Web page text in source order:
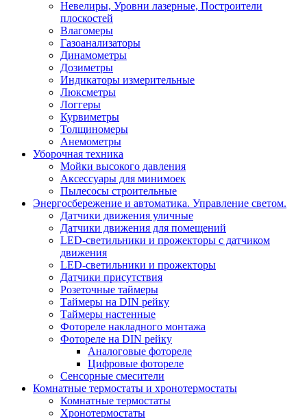
Невелиры, Уровни лазерные, Построители
плоскостей
Влагомеры
Газоанализаторы
Динамометры
Дозиметры
Индикаторы измерительные
Люксметры
Логгеры
Курвиметры
Толщиномеры
Анемометры
Уборочная техника
Мойки высокого давления
Аксессуары для минимоек
Пылесосы строительные
Энергосбережение и автоматика. Управление светом.
Датчики движения уличные
Датчики движения для помещений
LED-светильники и прожекторы с датчиком
движения
LED-светильники и прожекторы
Датчики присутствия
Розеточные таймеры
Таймеры на DIN рейку
Таймеры настенные
Фотореле накладного монтажа
Фотореле на DIN рейку
Аналоговые фотореле
Цифровые фотореле
Сенсорные смесители
Комнатные термостаты и хронотермостаты
Комнатные термостаты
Хронотермостаты